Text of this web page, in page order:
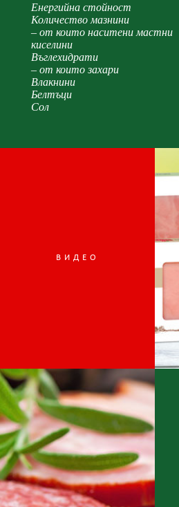
Енергийна стойност
Количество мазнини
– от които наситени мастни
киселини
Въглехидрати
– от които захари
Влакнини
Белтъци
Сол
ВИДЕО